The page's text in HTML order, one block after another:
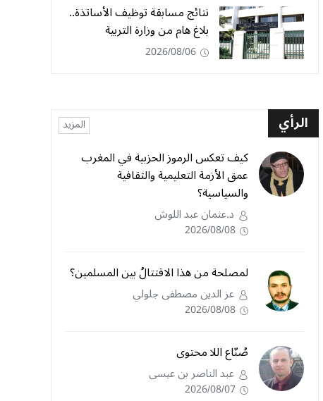
نتائج مسابقة توظيف الأساتذة..
بلاغ هام من وزارة التربية
2026/08/06
الرأي المزيد
كيف تعكس الرموز الحزبية في المغرب
عمق الأزمة التعليمية والثقافية
والسياسية؟
د.عثمان عبد اللوش
2026/08/08
لمصلحة من هذا الاقتتالُ بين المسلمين؟
عز الدين مصطفى جلولي
2026/08/08
صُنّاع اللا محتوى
عبد الناصر بن عيسى
2026/08/07